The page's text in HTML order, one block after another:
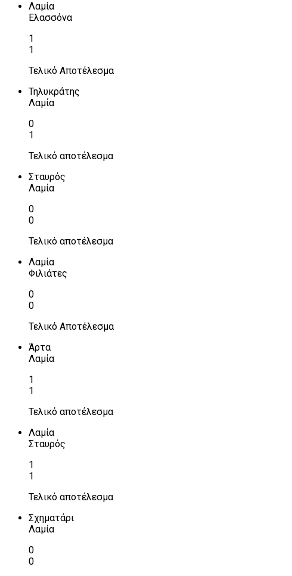
Λαμία
Ελασσόνα
1
1
Τελικό Αποτέλεσμα
Τηλυκράτης
Λαμία
0
1
Τελικό αποτέλεσμα
Σταυρός
Λαμία
0
0
Τελικό αποτέλεσμα
Λαμία
Φιλιάτες
0
0
Τελικό Αποτέλεσμα
Άρτα
Λαμία
1
1
Τελικό αποτέλεσμα
Λαμία
Σταυρός
1
1
Τελικό αποτέλεσμα
Σχηματάρι
Λαμία
0
0